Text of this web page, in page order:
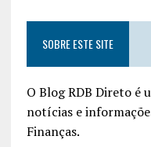
SOBRE ESTE SITE
O Blog RDB Direto
notícias e
Finanças.